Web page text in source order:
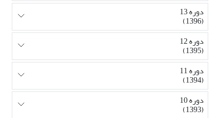
دوره 13
(1396)
دوره 12
(1395)
دوره 11
(1394)
دوره 10
(1393)